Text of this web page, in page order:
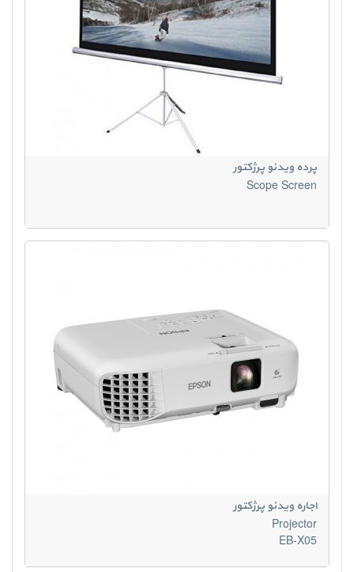
پرده ویدئو پرژکتور
Scope Screen
اجاره ویدئو پرژکتور
Projector
EB-X05